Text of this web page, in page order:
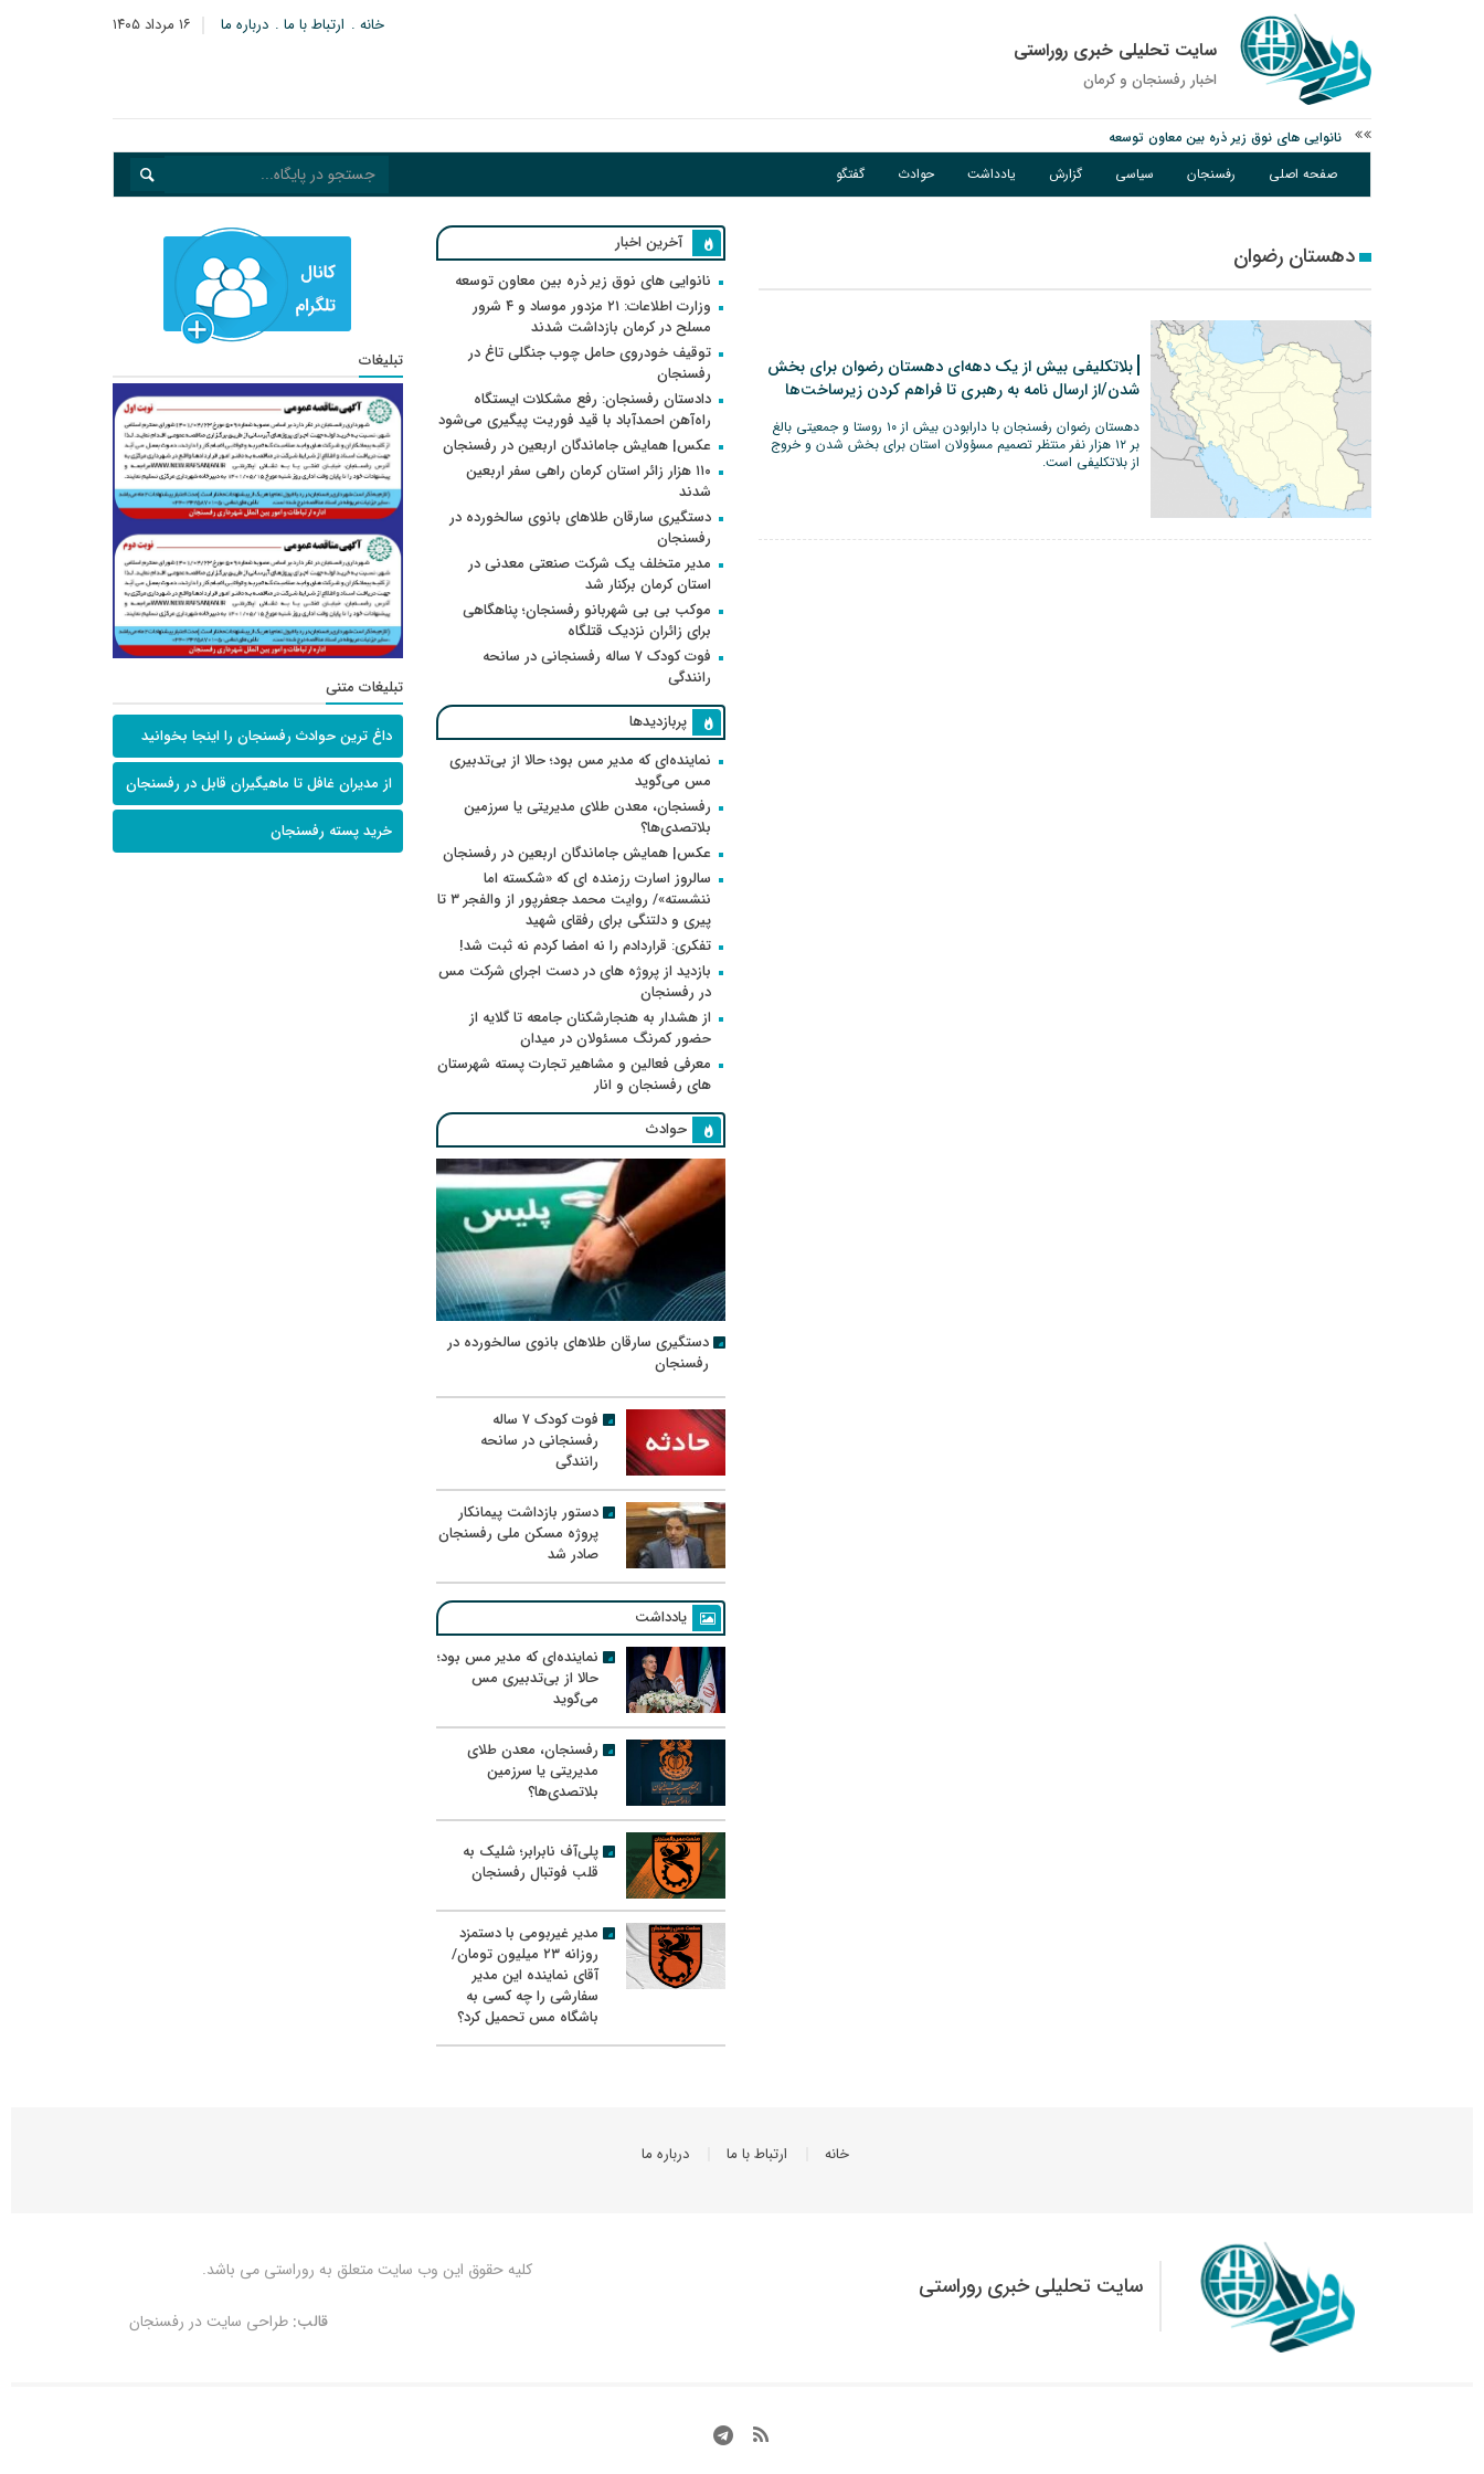
۱۶ مرداد ۱۴۰۵ خانه ارتباط با ما درباره ما
سایت تحلیلی خبری روراستی
اخبار رفسنجان و كرمان
نانوایی های نوق زیر ذره بین معاون توسعه
وزارت اطلاعات: ۲۱ مزدور موساد و ۴ شرور مسلح در کرمان بازداشت شدند
توقیف خودروی حامل چوب جنگلی تاغ در رفسنجان
صفحه اصلی رفسنجان سیاسی گزارش یادداشت حوادث گفتگو
دهستان رضوان
بلاتکلیفی بیش از یک دهه‌ای دهستان رضوان برای بخش
شدن/از ارسال نامه به رهبری تا فراهم کردن زیرساخت‌ها
دهستان رضوان رفسنجان با دارابودن بیش از ۱۰ روستا و جمعیتی بالغ
بر ۱۲ هزار نفر منتظر تصمیم مسؤولان استان برای بخش شدن و خروج
از بلاتکلیفی است.
آخرین اخبار
نانوایی های نوق زیر ذره بین معاون توسعه
وزارت اطلاعات: ۲۱ مزدور موساد و ۴ شرور
مسلح در کرمان بازداشت شدند
توقیف خودروی حامل چوب جنگلی تاغ در
رفسنجان
دادستان رفسنجان: رفع مشکلات ایستگاه
راه‌آهن احمدآباد با قید فوریت پیگیری می‌شود
عکس| همایش جاماندگان اربعین در رفسنجان
۱۱۰ هزار زائر استان کرمان راهی سفر اربعین
شدند
دستگیری سارقان طلاهای بانوی سالخورده در
رفسنجان
مدیر متخلف یک شرکت صنعتی معدنی در
استان کرمان برکنار شد
موکب بی بی شهربانو رفسنجان؛ پناهگاهی
برای زائران نزدیک قتلگاه
فوت کودک ۷ ساله رفسنجانی در سانحه
رانندگی
پربازدیدها
نماینده‌ای که مدیر مس بود؛ حالا از بی‌تدبیری
مس می‌گوید
رفسنجان، معدن طلای مدیریتی یا سرزمین
بلاتصدی‌ها؟
عکس| همایش جاماندگان اربعین در رفسنجان
سالروز اسارت رزمنده ای که «شکسته اما
ننشسته»/ روایت محمد جعفرپور از والفجر ۳ تا
پیری و دلتنگی برای رفقای شهید
تفکری: قراردادم را نه امضا کردم نه ثبت شد!
بازدید از پروژه های در دست اجرای شرکت مس
در رفسنجان
از هشدار به هنجارشکنان جامعه تا گلایه از
حضور کمرنگ مسئولان در میدان
معرفی فعالین و مشاهیر تجارت پسته شهرستان
های رفسنجان و انار
حوادث
دستگیری سارقان طلاهای بانوی سالخورده در
رفسنجان
فوت کودک ۷ ساله
رفسنجانی در سانحه
رانندگی
دستور بازداشت پیمانکار
پروژه مسکن ملی رفسنجان
صادر شد
یادداشت
نماینده‌ای که مدیر مس بود؛
حالا از بی‌تدبیری مس
می‌گوید
رفسنجان، معدن طلای
مدیریتی یا سرزمین
بلاتصدی‌ها؟
پلی‌آف نابرابر؛ شلیک به
قلب فوتبال رفسنجان
مدیر غیربومی با دستمزد
روزانه ۲۳ میلیون تومان/
آقای نماینده این مدیر
سفارشی را چه کسی به
باشگاه مس تحمیل کرد؟
تبلیغات
تبلیغات متنی
داغ ترین حوادث رفسنجان را اینجا بخوانید
از مدیران غافل تا ماهیگیران قابل در رفسنجان
خرید پسته رفسنجان
خانه ارتباط با ما درباره ما
سایت تحلیلی خبری روراستی
کلیه حقوق این وب سایت متعلق به روراستی می باشد.
قالب: طراحی سایت در رفسنجان